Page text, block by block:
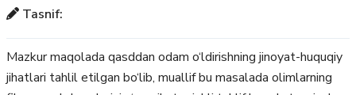
Tasnif:
Mazkur maqolada qasddan odam o‘ldirishning jinoyat-huquqiy
jihatlari tahlil etilgan bo‘lib, muallif bu masalada olimlarning